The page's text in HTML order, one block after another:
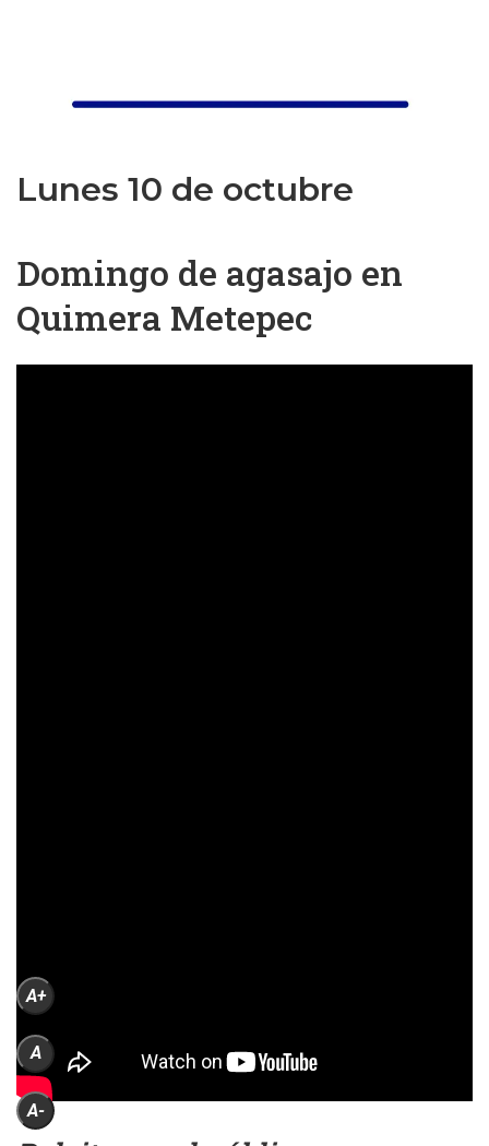
Lunes 10 de octubre
Domingo de agasajo en
Quimera Metepec
A+
A
A-